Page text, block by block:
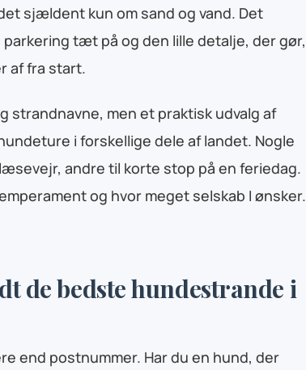
sjældent kun om sand og vand. Det
tæt på og den lille detalje, der gør,
af fra start.
strandnavne, men et praktisk udvalg af
i forskellige dele af landet. Nogle
andre til korte stop på en feriedag.
og hvor meget selskab I ønsker.
de bedste hundestrande i
end postnummer. Har du en hund, der